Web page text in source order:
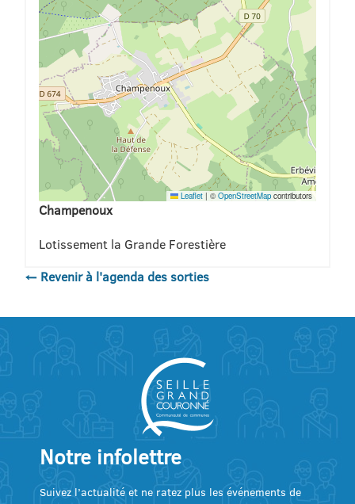
Leaflet | ©OpenStreetMap contributors
Champenoux
Lotissement la Grande Forestière
← Revenir à l'agenda des sorties
Notre infolettre
Suivez l’actualité et ne ratez plus les événements de